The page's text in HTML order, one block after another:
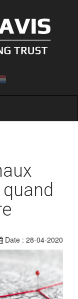
Date : 28-04-2020